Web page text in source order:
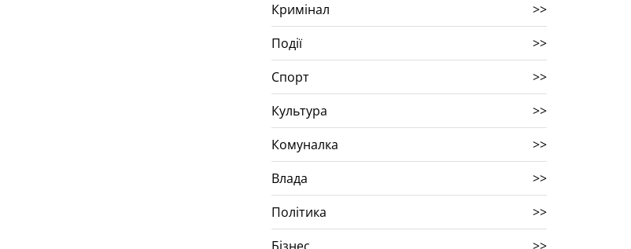
Кримінал
>>
Події
>>
Спорт
>>
Культура
>>
Комуналка
>>
Влада
>>
Політика
>>